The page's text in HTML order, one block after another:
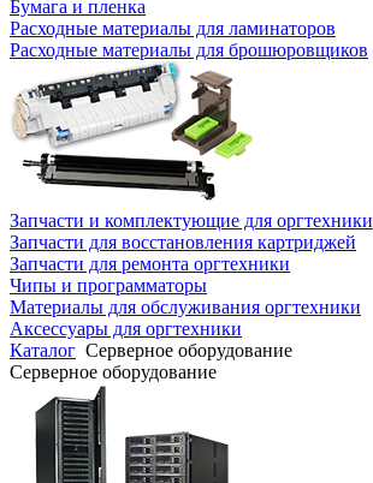
Бумага и пленка
Расходные материалы для ламинаторов
Расходные материалы для брошюровщиков
Запчасти и комплектующие для оргтехники
Запчасти для восстановления картриджей
Запчасти для ремонта оргтехники
Чипы и программаторы
Материалы для обслуживания оргтехники
Аксессуары для оргтехники
Каталог Серверное оборудование
Серверное оборудование